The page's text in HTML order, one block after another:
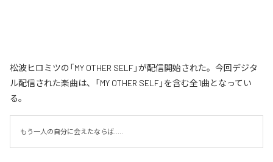
松波ヒロミツの「MY OTHER SELF」が配信開始された。今回デジタ
ル配信された楽曲は、「MY OTHER SELF」を含む全1曲となってい
る。
もう一人の自分に会えたならば.....